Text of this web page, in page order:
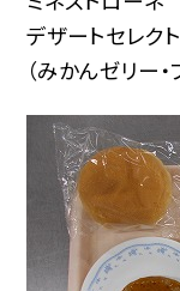
デザートセレクト
（みかんゼリー